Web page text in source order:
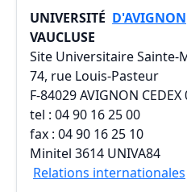
UNIVERSITÉ D'AVIGNON
VAUCLUSE
Site Universitaire Sainte-
74, rue Louis-Pasteur
F-84029 AVIGNON CEDEX
tel : 04 90 16 25 00
fax : 04 90 16 25 10
Minitel 3614 UNIVA84
Relations internationales